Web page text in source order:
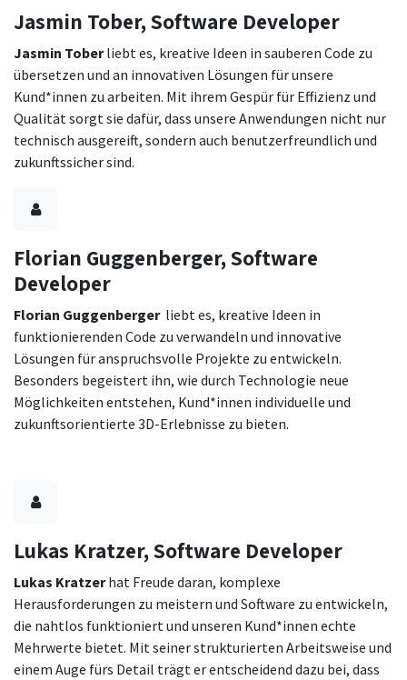
Jasmin Tober, Software Developer
Jasmin Toberliebt es, kreative Ideen in sauberen Code zu
übersetzen und an innovativen Lösungen für unsere
Kund*innen zu arbeiten. Mit ihrem Gespür für Effizienz und
Qualität sorgt sie dafür, dass unsere Anwendungen nicht nur
technisch ausgereift, sondern auch benutzerfreundlich und
zukunftssicher sind.
Florian Guggenberger, Software
Developer
Florian Guggenbergerliebt es, kreative Ideen in
funktionierenden Code zu verwandeln und innovative
Lösungen für anspruchsvolle Projekte zu entwickeln.
Besonders begeistert ihn, wie durch Technologie neue
Möglichkeiten entstehen, Kund*innen individuelle und
zukunftsorientierte 3D-Erlebnisse zu bieten.
Lukas Kratzer, Software Developer
Lukas Kratzerhat Freude daran, komplexe
Herausforderungen zu meistern und Software zu entwickeln,
die nahtlos funktioniert und unseren Kund*innen echte
Mehrwerte bietet. Mit seiner strukturierten Arbeitsweise und
einem Auge fürs Detail trägt er entscheidend dazu bei, dass